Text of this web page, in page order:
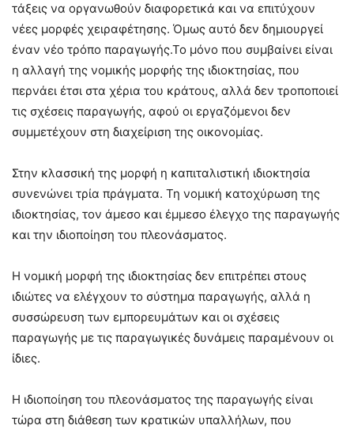
τάξεις να οργανωθούν διαφορετικά και να επιτύχουν
νέες μορφές χειραφέτησης. Όμως αυτό δεν δημιουργεί
έναν νέο τρόπο παραγωγής.Το μόνο που συμβαίνει είναι
η αλλαγή της νομικής μορφής της ιδιοκτησίας, που
περνάει έτσι στα χέρια του κράτους, αλλά δεν τροποποιεί
τις σχέσεις παραγωγής, αφού οι εργαζόμενοι δεν
συμμετέχουν στη διαχείριση της οικονομίας.
Στην κλασσική της μορφή η καπιταλιστική ιδιοκτησία
συνενώνει τρία πράγματα. Τη νομική κατοχύρωση της
ιδιοκτησίας, τον άμεσο και έμμεσο έλεγχο της παραγωγής
και την ιδιοποίηση του πλεονάσματος.
Η νομική μορφή της ιδιοκτησίας δεν επιτρέπει στους
ιδιώτες να ελέγχουν το σύστημα παραγωγής, αλλά η
συσσώρευση των εμπορευμάτων και οι σχέσεις
παραγωγής με τις παραγωγικές δυνάμεις παραμένουν οι
ίδιες.
Η ιδιοποίηση του πλεονάσματος της παραγωγής είναι
τώρα στη διάθεση των κρατικών υπαλλήλων, που